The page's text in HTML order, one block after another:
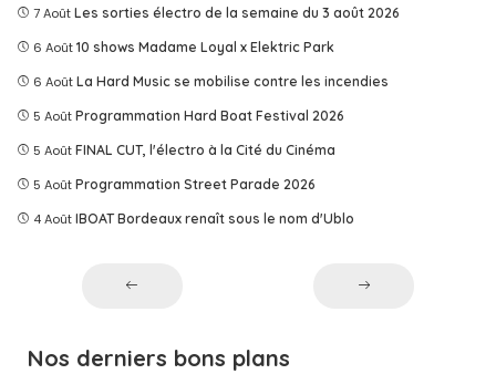
7 Août Les sorties électro de la semaine du 3 août 2026
6 Août 10 shows Madame Loyal x Elektric Park
6 Août La Hard Music se mobilise contre les incendies
5 Août Programmation Hard Boat Festival 2026
5 Août FINAL CUT, l'électro à la Cité du Cinéma
5 Août Programmation Street Parade 2026
4 Août IBOAT Bordeaux renaît sous le nom d'Ublo
Nos derniers bons plans